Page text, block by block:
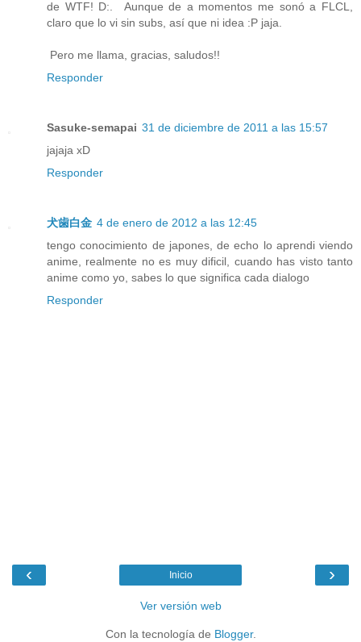
de WTF! D:. Aunque de a momentos me sonó a FLCL,
claro que lo vi sin subs, así que ni idea :P jaja.
Pero me llama, gracias, saludos!!
Responder
Sasuke-semapai 31 de diciembre de 2011 a las 15:57
jajaja xD
Responder
犬歯白金 4 de enero de 2012 a las 12:45
tengo conocimiento de japones, de echo lo aprendi viendo
anime, realmente no es muy dificil, cuando has visto tanto
anime como yo, sabes lo que significa cada dialogo
Responder
‹ ›
Inicio
Ver versión web
Con la tecnología de Blogger.